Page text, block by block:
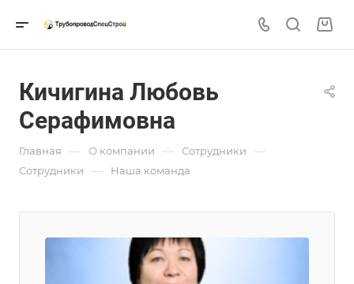
Кичигина Любовь
Серафимовна
Главная — О компании — Сотрудники —
Сотрудники — Наша команда